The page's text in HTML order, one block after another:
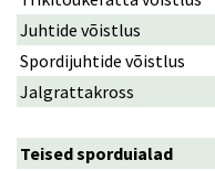
Juhtide võistlus
Spordijuhtide võistlus
Jalgrattakross
Teised sporduialad